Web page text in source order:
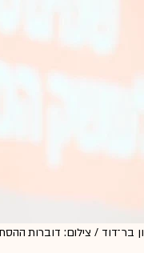
בר־דוד / צילום: דוברות